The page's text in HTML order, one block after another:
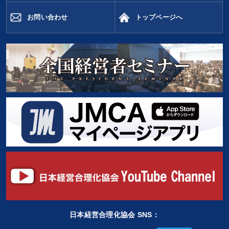
お問い合わせ トップページへ
日本経営合理化協会 SNS：